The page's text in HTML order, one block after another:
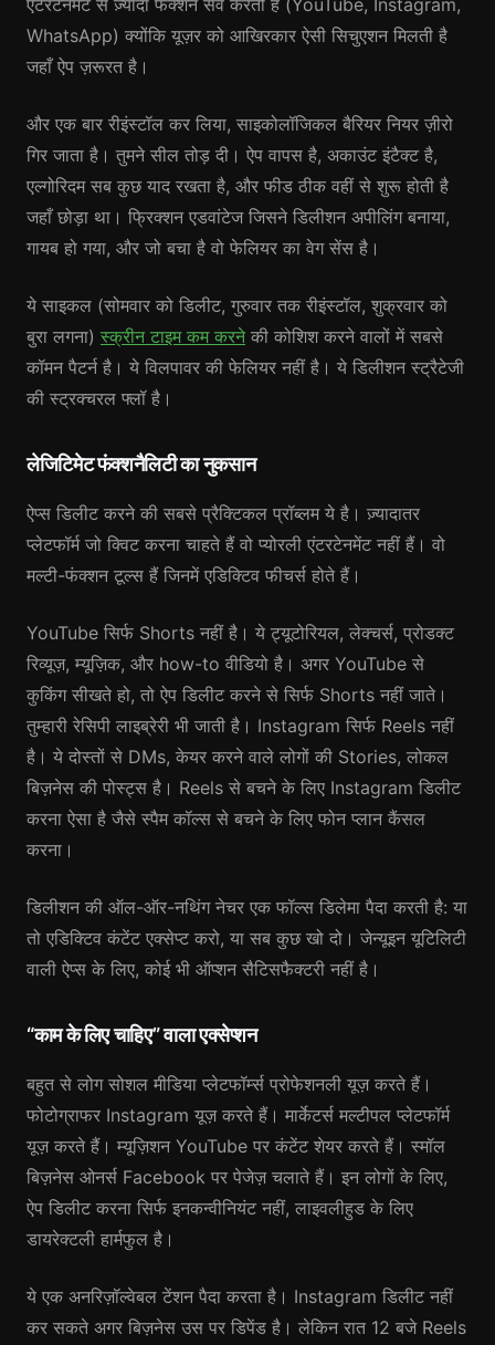
एंटरटेनमेंट से ज़्यादा फंक्शन सर्व करती हैं (YouTube, Instagram,
WhatsApp) क्योंकि यूज़र को आखिरकार ऐसी सिचुएशन मिलती है
जहाँ ऐप ज़रूरत है।
और एक बार रीइंस्टॉल कर लिया, साइकोलॉजिकल बैरियर नियर ज़ीरो
गिर जाता है। तुमने सील तोड़ दी। ऐप वापस है, अकाउंट इंटैक्ट है,
एल्गोरिदम सब कुछ याद रखता है, और फीड ठीक वहीं से शुरू होती है
जहाँ छोड़ा था। फ्रिक्शन एडवांटेज जिसने डिलीशन अपीलिंग बनाया,
गायब हो गया, और जो बचा है वो फेलियर का वेग सेंस है।
ये साइकल (सोमवार को डिलीट, गुरुवार तक रीइंस्टॉल, शुक्रवार को
बुरा लगना) स्क्रीन टाइम कम करनेकी कोशिश करने वालों में सबसे
कॉमन पैटर्न है। ये विलपावर की फेलियर नहीं है। ये डिलीशन स्ट्रैटेजी
की स्ट्रक्चरल फ्लॉ है।
लेजिटिमेट फंक्शनैलिटी का नुकसान
ऐप्स डिलीट करने की सबसे प्रैक्टिकल प्रॉब्लम ये है। ज़्यादातर
प्लेटफॉर्म जो क्विट करना चाहते हैं वो प्योरली एंटरटेनमेंट नहीं हैं। वो
मल्टी-फंक्शन टूल्स हैं जिनमें एडिक्टिव फीचर्स होते हैं।
YouTube सिर्फ Shorts नहीं है। ये ट्यूटोरियल, लेक्चर्स, प्रोडक्ट
रिव्यूज़, म्यूज़िक, और how-to वीडियो है। अगर YouTube से
कुकिंग सीखते हो, तो ऐप डिलीट करने से सिर्फ Shorts नहीं जाते।
तुम्हारी रेसिपी लाइब्रेरी भी जाती है। Instagram सिर्फ Reels नहीं
है। ये दोस्तों से DMs, केयर करने वाले लोगों की Stories, लोकल
बिज़नेस की पोस्ट्स है। Reels से बचने के लिए Instagram डिलीट
करना ऐसा है जैसे स्पैम कॉल्स से बचने के लिए फोन प्लान कैंसल
करना।
डिलीशन की ऑल-ऑर-नथिंग नेचर एक फॉल्स डिलेमा पैदा करती है: या
तो एडिक्टिव कंटेंट एक्सेप्ट करो, या सब कुछ खो दो। जेन्यूइन यूटिलिटी
वाली ऐप्स के लिए, कोई भी ऑप्शन सैटिसफैक्टरी नहीं है।
“काम के लिए चाहिए” वाला एक्सेप्शन
बहुत से लोग सोशल मीडिया प्लेटफॉर्म्स प्रोफेशनली यूज़ करते हैं।
फोटोग्राफर Instagram यूज़ करते हैं। मार्केटर्स मल्टीपल प्लेटफॉर्म
यूज़ करते हैं। म्यूज़िशन YouTube पर कंटेंट शेयर करते हैं। स्मॉल
बिज़नेस ओनर्स Facebook पर पेजेज़ चलाते हैं। इन लोगों के लिए,
ऐप डिलीट करना सिर्फ इनकन्वीनियंट नहीं, लाइवलीहुड के लिए
डायरेक्टली हार्मफुल है।
ये एक अनरिज़ॉल्वेबल टेंशन पैदा करता है। Instagram डिलीट नहीं
कर सकते अगर बिज़नेस उस पर डिपेंड है। लेकिन रात 12 बजे Reels